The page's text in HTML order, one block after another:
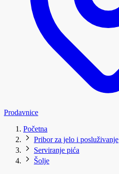
Prodavnice
Početna
Pribor za jelo i posluživanje
Serviranje pića
Šolje